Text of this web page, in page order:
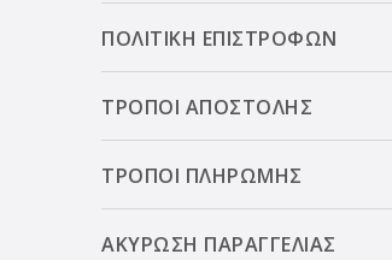
ΠΟΛΙΤΙΚΗ ΕΠΙΣΤΡΟΦΩΝ
ΤΡΟΠΟΙ ΑΠΟΣΤΟΛΗΣ
ΤΡΟΠΟΙ ΠΛΗΡΩΜΗΣ
ΑΚΥΡΩΣΗ ΠΑΡΑΓΓΕΛΙΑΣ